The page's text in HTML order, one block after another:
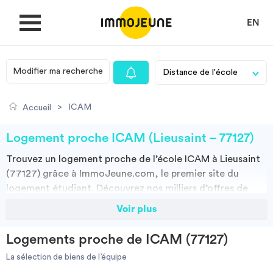
EN
MON COMPTE
Je cherche un logement
Villes
Modifier ma recherche
Accueil > ICAM
Logement proche ICAM (Lieusaint – 77127)
Trouvez un logement proche de l’école ICAM à Lieusaint
(77127) grâce à ImmoJeune.com, le premier site du
logement étudiant. Découvrez nos milliers d’offres de
locations proches de l’ICAM : résidences étudiantes,
Vous avez tous les choix.
Vous pouvez faire votre recherche en fonction du type de bien à louer,
de la surface, et/ou de la distance des logements proposés par
Voir plus
Logements proche de ICAM (77127)
La sélection de biens de l’équipe